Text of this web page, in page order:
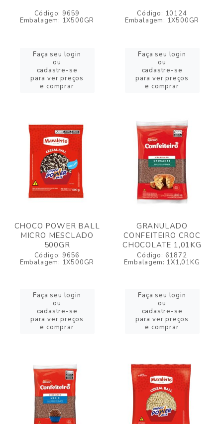
Código: 9659
Embalagem: 1X500GR
Faça seu login
ou
cadastre-se
para ver preços
e comprar
Código: 10124
Embalagem: 1X500GR
Faça seu login
ou
cadastre-se
para ver preços
e comprar
CHOCO POWER BALL
MICRO MESCLADO
500GR
Código: 9656
Embalagem: 1X500GR
Faça seu login
ou
cadastre-se
para ver preços
e comprar
GRANULADO
CONFEITEIRO CROC
CHOCOLATE 1,01KG
Código: 61872
Embalagem: 1X1,01KG
Faça seu login
ou
cadastre-se
para ver preços
e comprar